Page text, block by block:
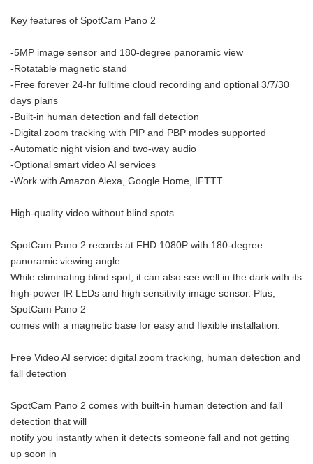
Key features of SpotCam Pano 2
-5MP image sensor and 180-degree panoramic view
-Rotatable magnetic stand
-Free forever 24-hr fulltime cloud recording and optional 3/7/30
days plans
-Built-in human detection and fall detection
-Digital zoom tracking with PIP and PBP modes supported
-Automatic night vision and two-way audio
-Optional smart video AI services
-Work with Amazon Alexa, Google Home, IFTTT
High-quality video without blind spots
SpotCam Pano 2 records at FHD 1080P with 180-degree
panoramic viewing angle.
While eliminating blind spot, it can also see well in the dark with its
high-power IR LEDs and high sensitivity image sensor. Plus,
SpotCam Pano 2
comes with a magnetic base for easy and flexible installation.
Free Video AI service: digital zoom tracking, human detection and
fall detection
SpotCam Pano 2 comes with built-in human detection and fall
detection that will
notify you instantly when it detects someone fall and not getting
up soon in